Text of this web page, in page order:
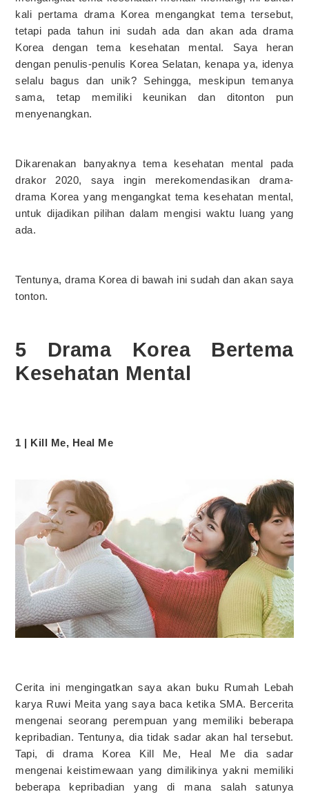
kali pertama drama Korea mengangkat tema tersebut,
tetapi pada tahun ini sudah ada dan akan ada drama
Korea dengan tema kesehatan mental. Saya heran
dengan penulis-penulis Korea Selatan, kenapa ya, idenya
selalu bagus dan unik? Sehingga, meskipun temanya
sama, tetap memiliki keunikan dan ditonton pun
menyenangkan.
Dikarenakan banyaknya tema kesehatan mental pada
drakor 2020, saya ingin merekomendasikan drama-
drama Korea yang mengangkat tema kesehatan mental,
untuk dijadikan pilihan dalam mengisi waktu luang yang
ada.
Tentunya, drama Korea di bawah ini sudah dan akan saya
tonton.
5 Drama Korea Bertema
Kesehatan Mental
1 | Kill Me, Heal Me
Cerita ini mengingatkan saya akan buku Rumah Lebah
karya Ruwi Meita yang saya baca ketika SMA. Bercerita
mengenai seorang perempuan yang memiliki beberapa
kepribadian. Tentunya, dia tidak sadar akan hal tersebut.
Tapi, di drama Korea Kill Me, Heal Me dia sadar
mengenai keistimewaan yang dimilikinya yakni memiliki
beberapa kepribadian yang di mana salah satunya